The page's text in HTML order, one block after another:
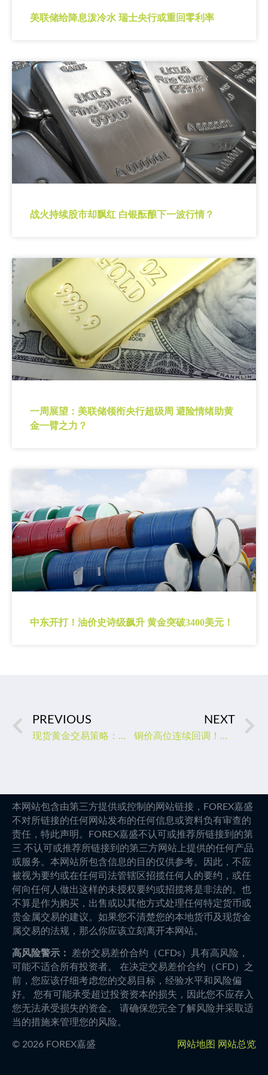
美联储给降息泼冷水 瑞士央行或重回零利率
战火持续股市却飘红 白银酝酿下一波行情？
一周展望：美联储领衔央行超级周 避险情绪助黄
金一臂之力？
中东开打！油价史诗级飙升 黄金突破3400美元！
PREVIOUS
现货黄金交易策略：金价高位十字星，警惕短线见顶风险?
NEXT
铜价高位连续回调！二季度亚洲才释放真实需求，目前需警惕过度投机
本网站包含由第三方提供或控制的网站链接，FOREX嘉盛
不对所链接的任何网站发布的任何信息或资料负有审查的
责任，特此声明。FOREX嘉盛不认可或推荐所链接到的第
三 不认可或推荐所链接到的第三方网站上提供的任何产品
或服务。本网站所包含信息的目的仅供参考。因此，不应
被视为要约或在任何司法管辖区招揽任何人的要约，或任
何向任何人做出这样的未授权要约或招揽将是非法的。也
不算是作为购买，出售或以其他方式处理任何特定货币或
贵金属交易的建议。如果您不清楚您的本地货币及现货金
属交易的法规，那么你应该立刻离开本网站。
高风险警示：
差价交易差价合约（CFDs）具有高风险，
可能不适合所有投资者。 在决定交易差价合约（CFD）之
前，您应该仔细考虑您的交易目标，经验水平和风险偏
好。 您有可能承受超过投资资本的损失，因此您不应存入
您无法承受损失的资金。 请确保您完全了解风险并采取适
当的措施来管理您的风险。
© 2026 FOREX嘉盛 网站地图 网站总览